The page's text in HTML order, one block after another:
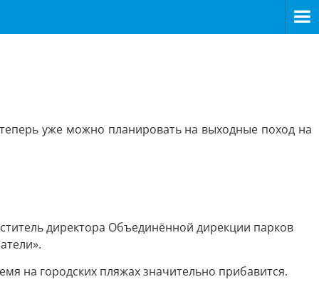
уже можно планировать на выходные поход на
директора Объединённой дирекции парков
на городских пляжах значительно прибавится.